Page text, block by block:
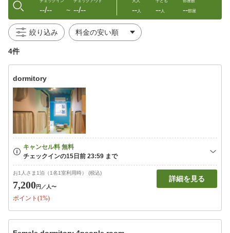
--/-- 〜 --/-- --人 --人 --部屋
絞り込み
4件
dormitory
お1人さま1泊（1名1室利用時） (税込)
7,200円 ／人〜
ポイント(1%)
詳細を見る